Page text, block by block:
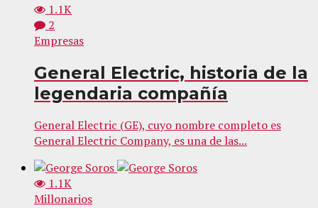
1.1K
2
Empresas
General Electric, historia de la
legendaria compañía
General Electric (GE), cuyo nombre completo es
General Electric Company, es una de las...
1.1K
Millonarios